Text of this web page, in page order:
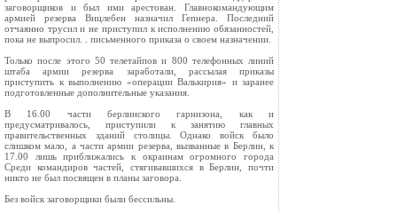
заговорщиков и был ими арестован. Главнокомандующим
армией резерва Вицлебен назначил Гепнера. Последний
отчаянно трусил и не приступил к исполнению обязанностей,
пока не выпросил. . письменного приказа о своем назначении.
Только после этого 50 телетайпов и 800 телефонных линий
штаба армии резерва заработали, рассылая приказы
приступить к выполнению «операции Валькирия» и заранее
подготовленные дополнительные указания.
В 16.00 части берлинского гарнизона, как и
предусматривалось, приступили к занятию главных
правительственных зданий столицы. Однако войск было
слишком мало, а части армии резерва, вызванные в Берлин, к
17.00 лишь приближались к окраинам огромного города
Среди командиров частей, стягивавшихся в Берлин, почти
никто не был посвящен в планы заговора.
Без войск заговорщики были бессильны.